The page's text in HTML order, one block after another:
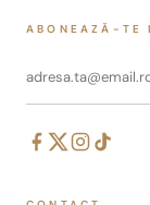
ABONEAZĂ-TE